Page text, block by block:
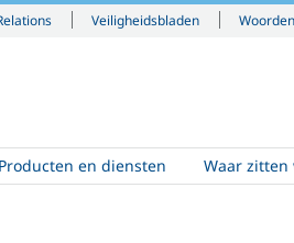
Veiligheidsbladen
Producten en diensten Waar zitten